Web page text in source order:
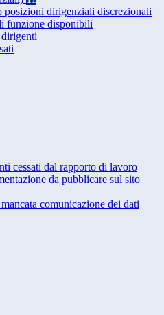
posizioni dirigenziali discrezionali
funzione disponibili
cessati dal rapporto di lavoro
da pubblicare sul sito
comunicazione dei dati